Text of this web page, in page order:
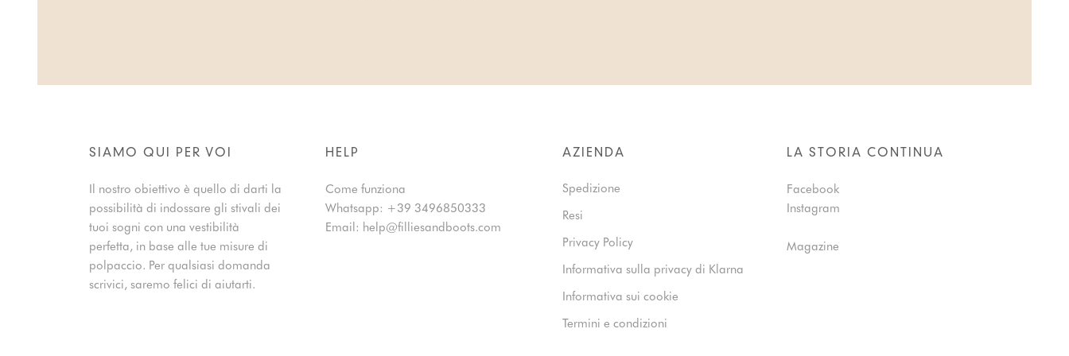
SIAMO QUI PER VOI
Il nostro obiettivo è quello di darti la
possibilità di indossare gli stivali dei
tuoi sogni con una vestibilità
perfetta, in base alle tue misure di
polpaccio. Per qualsiasi domanda
scrivici, saremo felici di aiutarti.
HELP
Come funziona
Whatsapp: +39 3496850333
Email: help@filliesandboots.com
AZIENDA
Spedizione
Resi
Privacy Policy
Informativa sulla privacy di Klarna
Informativa sui cookie
Termini e condizioni
LA STORIA CONTINUA
Facebook
Instagram
Magazine